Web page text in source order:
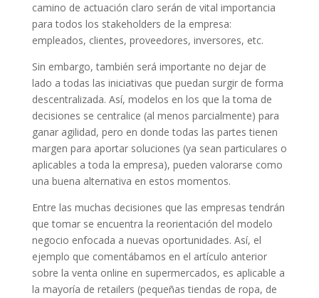
camino de actuación claro serán de vital importancia
para todos los stakeholders de la empresa:
empleados, clientes, proveedores, inversores, etc.
Sin embargo, también será importante no dejar de
lado a todas las iniciativas que puedan surgir de forma
descentralizada. Así, modelos en los que la toma de
decisiones se centralice (al menos parcialmente) para
ganar agilidad, pero en donde todas las partes tienen
margen para aportar soluciones (ya sean particulares o
aplicables a toda la empresa), pueden valorarse como
una buena alternativa en estos momentos.
Entre las muchas decisiones que las empresas tendrán
que tomar se encuentra la reorientación del modelo
negocio enfocada a nuevas oportunidades. Así, el
ejemplo que comentábamos en el artículo anterior
sobre la venta online en supermercados, es aplicable a
la mayoría de retailers (pequeñas tiendas de ropa, de